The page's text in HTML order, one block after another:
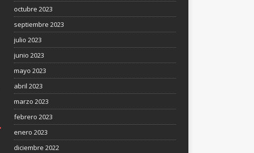
octubre 2023
septiembre 2023
julio 2023
junio 2023
mayo 2023
abril 2023
marzo 2023
febrero 2023
enero 2023
diciembre 2022